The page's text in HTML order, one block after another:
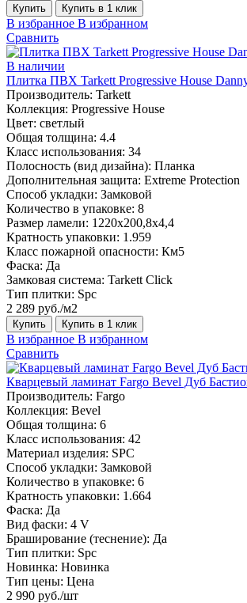
Купить Купить в 1 клик
В избранное В избранном
Сравнить
В наличии
Плитка ПВХ Tarkett Progressive House
Производитель: Tarkett
Коллекция: Progressive House
Цвет: светлый
Общая толщина: 4.4
Класс использования: 34
Полосность (вид дизайна): Планка
Дополнительная защита: Extreme Protection
Способ укладки: Замковой
Количество в упаковке: 8
Размер ламели: 1220х200,8х4,4
Кратность упаковки: 1.959
Класс пожарной опасности: Км5
Фаска: Да
Замковая система: Tarkett Click
Тип плитки: Spc
2 289 руб./м2
Купить Купить в 1 клик
В избранное В избранном
Сравнить
Кварцевый ламинат Fargo Bevel Дуб
Производитель: Fargo
Коллекция: Bevel
Общая толщина: 6
Класс использования: 42
Материал изделия: SPC
Способ укладки: Замковой
Количество в упаковке: 6
Кратность упаковки: 1.664
Фаска: Да
Вид фаски: 4 V
Браширование (теснение): Да
Тип плитки: Spc
Новинка: Новинка
Тип цены: Цена
2 990 руб./шт